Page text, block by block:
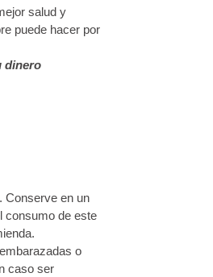
salud y
puede hacer por
dinero
Conserve en un
consumo de este
o
caso ser